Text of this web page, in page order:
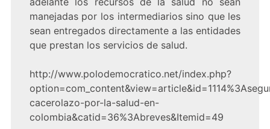
manejadas por los intermediarios sino que les
sean entregados directamente a las entidades
que prestan los servicios de salud.
http://www.polodemocratico.net/index.php?
cacerolazo-por-la-salud-en-
colombia&catid=36%3Abreves&Itemid=49